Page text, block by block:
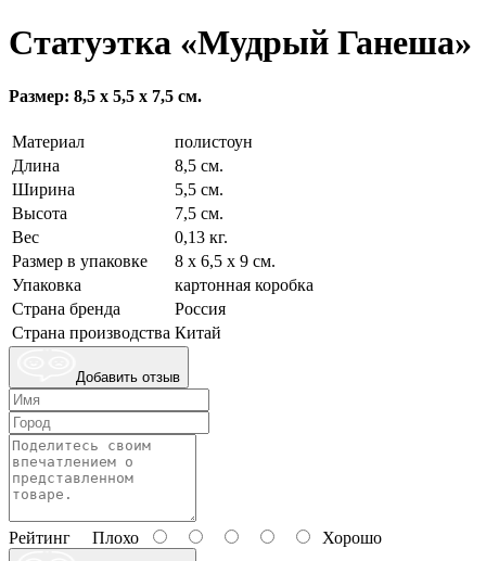
Статуэтка «Мудрый Ганеша»
Размер: 8,5 х 5,5 х 7,5 см.
Материал
полистоун
Длина
8,5 см.
Ширина
5,5 см.
Высота
7,5 см.
Вес
0,13 кг.
Размер в упаковке
8 х 6,5 х 9 см.
Упаковка
картонная коробка
Страна бренда
Россия
Страна производства Китай
Добавить отзыв
Рейтинг Плохо Хорошо